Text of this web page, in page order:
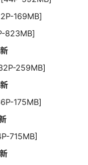
169MB]
823MB]
259MB]
175MB]
715MB]